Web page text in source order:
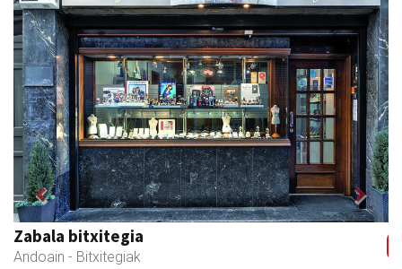
Larraulgo herri ostatua
Larraul - Jatetxeak
Previous Next